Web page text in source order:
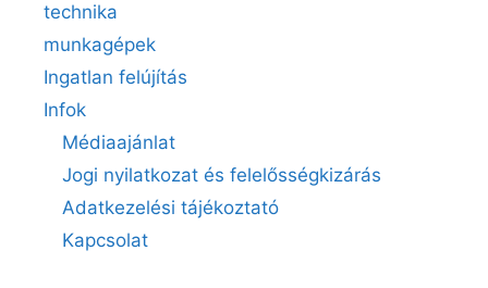
technika
munkagépek
Ingatlan felújítás
Infok
Médiaajánlat
Jogi nyilatkozat és felelősségkizárás
Adatkezelési tájékoztató
Kapcsolat